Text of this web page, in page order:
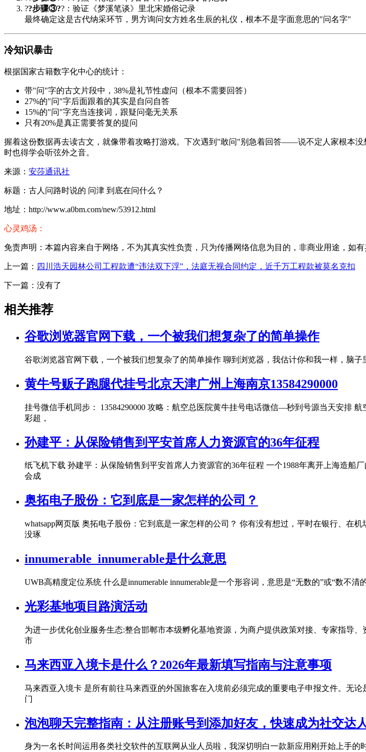
??步骤③??：验证《梦溪笔谈》里北宋婚俗记录
最终确定这是古代纳采环节，男方询问女方姓名生辰的礼仪，根本不是字面意思的"问名字"
冷知识暴击
根据国家古籍数字化中心的统计：
带"问"字的古文片段中，38%是礼节性虚问（根本不需要回答）
27%的"问"字后面跟着的其实是自问自答
15%的"问"字充当连接词，跟疑问毫无关系
只有20%是真正需要答复的提问
握着这份数据再去读古文，就像带着攻略打游戏。下次遇到"敢问"别急着回答——说不定人家根本
时也得学会听弦外之音。
来源： 安莎通讯社
标题：古人问路时说的 问津 到底在问什么？
地址：http://www.a0bm.com/new/53912.html
心灵鸡汤：
免责声明：本篇内容来自于网络，不为其真实性负责，只为传播网络信息为目的，非商业用途，如有
上一篇： 四川浩天园林公司工程款遭“违法双下浮”，法庭无视合同约定，近千万工程款被莫名克扣
下一篇：没有了
相关推荐
谷歌浏览器官网下载，一个被我们想复杂了的简单操作
谷歌浏览器官网下载，一个被我们想复杂了的简单操作 聊到浏览器，我估计你和我一样，脑
黄牛号贩子跑腿代挂号北京天津广州上海南京13584290000
挂号微信手机同步： 13584290000 攻略：航空总医院黄牛挂号电话微信—秒到号源当天安排
彩超，
孙建平：从保险销售到平安首席人力资源官的36年征程
纸飞机下载 孙建平：从保险销售到平安首席人力资源官的36年征程 一个1988年离开上海造
会成
奥拓电子股份：它到底是一家怎样的公司？
whatsapp网页版 奥拓电子股份：它到底是一家怎样的公司？ 你有没有想过，平时在银行、在
没琢
innumerable_innumerable是什么意思
UWB高精度定位系统 什么是innumerable innumerable是一个形容词，意思是“无数的”或“数不
光彩基地项目路演活动
为进一步优化创业服务生态:整合邯郸市本级孵化基地资源，为商户提供政策对接、专家指导
市
马来西亚入境卡是什么？2026年最新填写指南与注意事项
马来西亚入境卡 是所有前往马来西亚的外国旅客在入境前必须完成的重要电子申报文件。无
门
泡泡聊天完整指南：从注册账号到添加好友，快速成为社交达
身为一名长时间运用各类社交软件的互联网从业人员啦，我深切明白一款新应用刚开始上手